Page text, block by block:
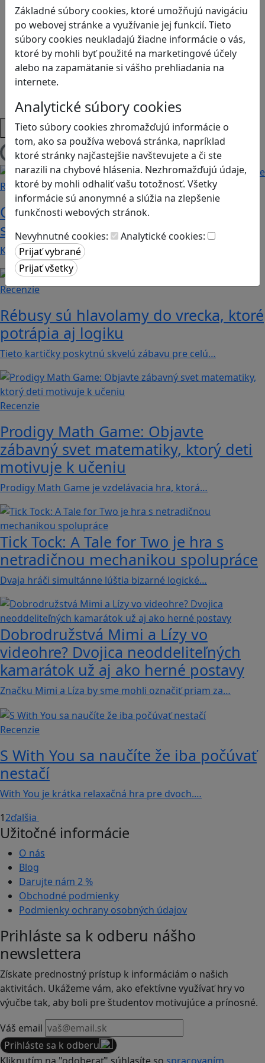
Základné súbory cookies, ktoré umožňujú navigáciu
po webovej stránke a využívanie jej funkcií. Tieto
súbory cookies neukladajú žiadne informácie o vás,
ktoré by mohli byť použité na marketingové účely
alebo na zapamätanie si vášho prehliadania na
internete.
Analytické súbory cookies
Tieto súbory cookies zhromažďujú informácie o
tom, ako sa používa webová stránka, napríklad
ktoré stránky najčastejšie navštevujete a či ste
narazili na chybové hlásenia. Nezhromažďujú údaje,
ktoré by mohli odhaliť vašu totožnosť. Všetky
informácie sú anonymné a slúžia na zlepšenie
funkčnosti webových stránok.
Nevyhnutné cookies:
Analytické cookies:
Logické myslenie
Ľudské práva a tolerancia
Motorika a koncentrácia
Programovanie/Technika
Sociálne zručnosti a kooperácia
Strategické myslenie
Zdravie a pohyb
Platformy
Načítam blogy
Recenzie
Otestujete a rozšírte svoje znalosti o
svete s hrou Erudite
Kvíz zahŕňa otázky z mnohých vedných odborov a…
Recenzie
Rébusy sú hlavolamy do vrecka, ktoré
potrápia aj logiku
Tieto kartičky poskytnú skvelú zábavu pre celú…
Recenzie
Prodigy Math Game: Objavte
zábavný svet matematiky, ktorý deti
motivuje k učeniu
Prodigy Math Game je vzdelávacia hra, ktorá…
Tick Tock: A Tale for Tw‪o je hra s
netradičnou mechanikou spolupráce
Dvaja hráči simultánne lúštia bizarné logické…
Dobrodružstvá Mimi a Lízy vo
videohre? Dvojica neoddeliteľných
kamarátok už aj ako herné postavy
Značku Mimi a Líza by sme mohli označiť priam za…
Recenzie
S With You sa naučíte že iba počúvať
nestačí
With You je krátka relaxačná hra pre dvoch.…
12ďalšia
Užitočné informácie
O nás
Blog
Darujte nám 2 %
Obchodné podmienky
Podmienky ochrany osobných údajov
Prihláste sa k odberu nášho
newslettera
Získate prednostný prístup k informáciám o našich
aktivitách. Ukážeme vám, ako efektívne využívať hry vo
výučbe tak, aby boli pre študentov motivujúce a prínosné.
Váš email
Prihláste sa k odberu